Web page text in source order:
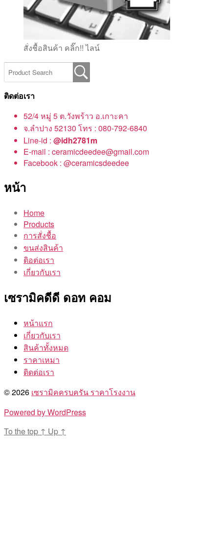
สั่งชื้อสินค้า คลิ๊ก!! ไลน์
ติดต่อเรา
52/4 หมู่ 5 ต.วังพร้าว อ.เกาะคา
จ.ลำปาง 52130 โทร : 080-792-6840
Line-id : @idh2781m
E-mail : ceramicdeedee@gmail.com
Facebook : @ceramicsdeedee
หน้า
Home
Products
การสั่งชื้อ
ขนส่งสินค้า
ติอต่อเรา
เกี่ยวกับเรา
เซรามิคดีดี ดอท คอม
หน้าแรก
เกี่ยวกับเรา
สินค้าทั้งหมด
ราคาเหมา
ติดต่อเรา
© 2026 เซรามิคครบครัน ราคาโรงงาน
Powered by WordPress
To the top ↑ Up ↑